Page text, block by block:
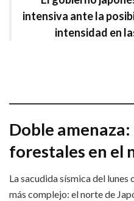
intensiva ante la
intensidad en
Doble
forestales en el
La sacudida sísmica del
más complejo: el norte de